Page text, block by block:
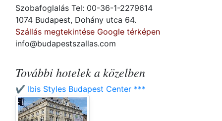
Szobafoglalás Tel: 00-36-1-2279614
1074 Budapest, Dohány utca 64.
Szállás megtekintése Google térképen
info@budapestszallas.com
További hotelek a közelben
✔️ Ibis Styles Budapest Center ***